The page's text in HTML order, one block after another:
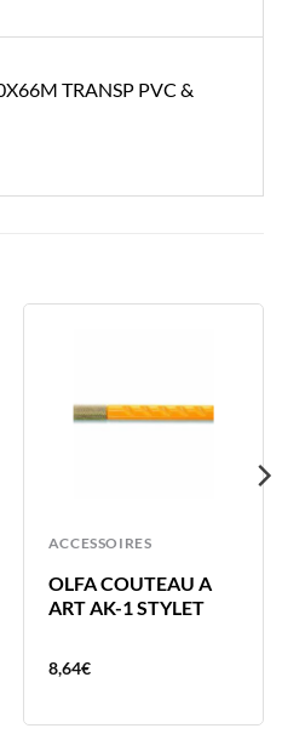
TRANSP PVC &
ACCESSOIRES
OLFA COUTEAU A
ART AK-1 STYLET
8,64€